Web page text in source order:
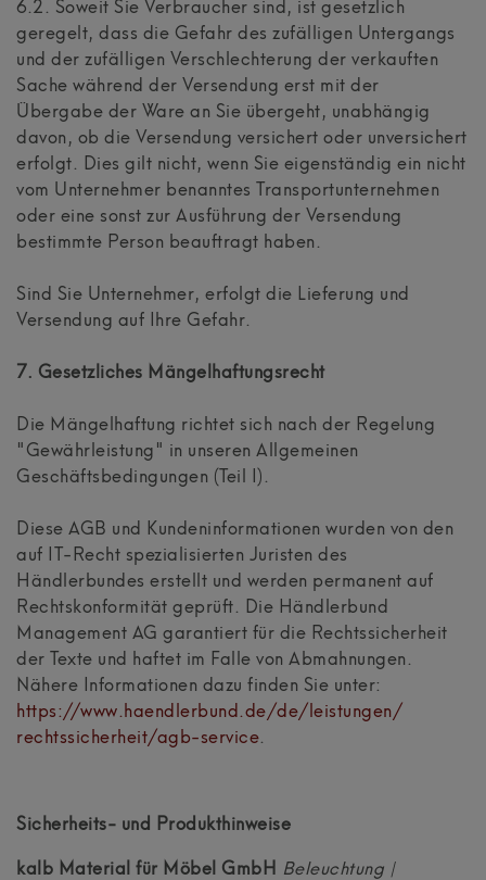
6.2. Soweit Sie Verbraucher sind, ist gesetzlich
geregelt, dass die Gefahr des zufälligen Untergangs
und der zufälligen Verschlechterung der verkauften
Sache während der Versendung erst mit der
Übergabe der Ware an Sie übergeht, unabhängig
davon, ob die Versendung versichert oder unversichert
erfolgt. Dies gilt nicht, wenn Sie eigenständig ein nicht
vom Unternehmer benanntes Transportunternehmen
oder eine sonst zur Ausführung der Versendung
bestimmte Person beauftragt haben.
Sind Sie Unternehmer, erfolgt die Lieferung und
Versendung auf Ihre Gefahr.
7. Gesetzliches Mängelhaftungsrecht
Die Mängelhaftung richtet sich nach der Regelung
"Gewährleistung" in unseren Allgemeinen
Geschäftsbedingungen (Teil I).
Diese AGB und Kundeninformationen wurden von den
auf IT-Recht spezialisierten Juristen des
Händlerbundes erstellt und werden permanent auf
Rechtskonformität geprüft. Die Händlerbund
Management AG garantiert für die Rechtssicherheit
der Texte und haftet im Falle von Abmahnungen.
Nähere Informationen dazu finden Sie unter:
https://www.haendlerbund.de/de/leistungen/
rechtssicherheit/agb-service.
Sicherheits- und Produkthinweise
kalb Material für Möbel GmbH
Beleuchtung |